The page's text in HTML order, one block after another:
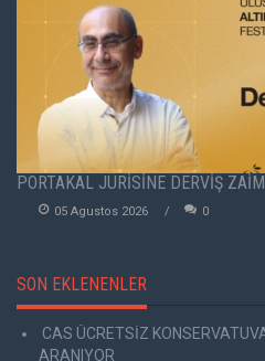
PORTAKAL JÜRİSİNE DERVİŞ
05 Agustos 2026 0
SON EKLENENLER
CAS ÜCRETSİZ
ARANIYOR